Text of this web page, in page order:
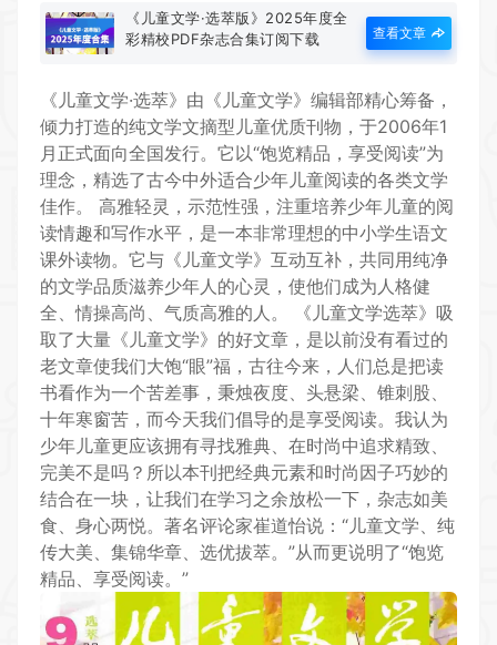
《儿童文学·选萃版》2025年度全
彩精校PDF杂志合集订阅下载
查看文章
《儿童文学·选萃》由《儿童文学》编辑部精心筹备，
倾力打造的纯文学文摘型儿童优质刊物，于2006年1
月正式面向全国发行。它以“饱览精品，享受阅读”为
理念，精选了古今中外适合少年儿童阅读的各类文学
佳作。 高雅轻灵，示范性强，注重培养少年儿童的阅
读情趣和写作水平，是一本非常理想的中小学生语文
课外读物。它与《儿童文学》互动互补，共同用纯净
的文学品质滋养少年人的心灵，使他们成为人格健
全、情操高尚、气质高雅的人。 《儿童文学选萃》吸
取了大量《儿童文学》的好文章，是以前没有看过的
老文章使我们大饱“眼”福，古往今来，人们总是把读
书看作为一个苦差事，秉烛夜度、头悬梁、锥刺股、
十年寒窗苦，而今天我们倡导的是享受阅读。我认为
少年儿童更应该拥有寻找雅典、在时尚中追求精致、
完美不是吗？所以本刊把经典元素和时尚因子巧妙的
结合在一块，让我们在学习之余放松一下，杂志如美
食、身心两悦。著名评论家崔道怡说：“儿童文学、纯
传大美、集锦华章、选优拔萃。”从而更说明了“饱览
精品、享受阅读。”